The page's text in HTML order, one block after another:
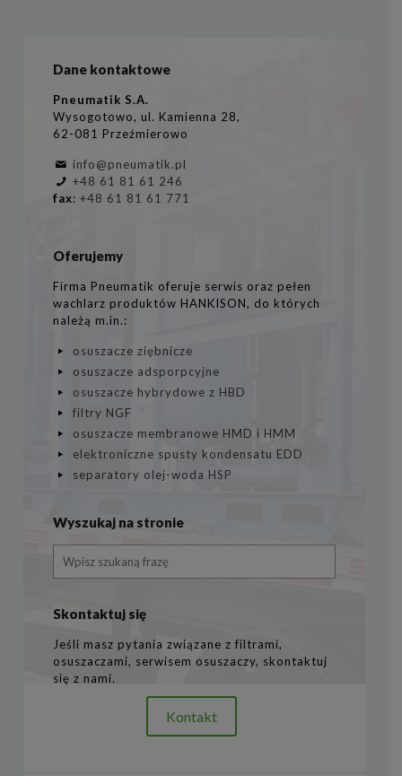
Dane kontaktowe
Pneumatik S.A.
Wysogotowo, ul. Kamienna 28,
62-081 Przeźmierowo
info@pneumatik.pl
+48 61 81 61 246
fax: +48 61 81 61 771
Oferujemy
Firma Pneumatik oferuje serwis oraz pełen
wachlarz produktów HANKISON, do których
należą m.in.:
osuszacze ziębnicze
osuszacze adsporpcyjne
osuszacze hybrydowe z HBD
filtry NGF
osuszacze membranowe HMD i HMM
elektroniczne spusty kondensatu EDD
separatory olej-woda HSP
Wyszukaj na stronie
Skontaktuj się
Jeśli masz pytania związane z filtrami,
osuszaczami, serwisem osuszaczy, skontaktuj
się z nami.
Kontakt